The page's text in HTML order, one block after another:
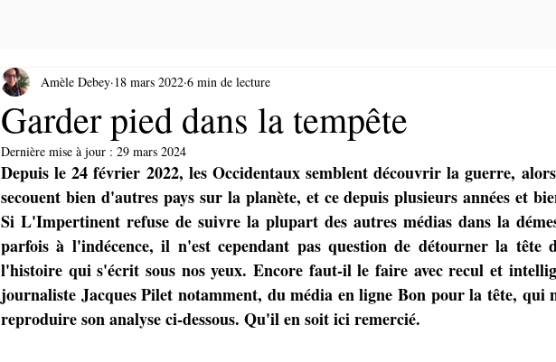
Garder pied dans la tempête
Amèle Debey 18 mars 2022 6 min de lecture
Dernière mise à jour : 29 mars 2024
Depuis le 24 février 2022, les Occidentaux semblent découvrir la guerre,
secouent bien d'autres pays sur la planète, et ce depuis plusieurs années et
Si L'Impertinent refuse de suivre la plupart des autres médias dans la
parfois à l'indécence, il n'est cependant pas question de détourner la tête
l'histoire qui s'écrit sous nos yeux. Encore faut-il le faire avec recul et
journaliste Jacques Pilet notamment, du média en ligne Bon pour la tête, qui
reproduire son analyse ci-dessous. Qu'il en soit ici remercié.